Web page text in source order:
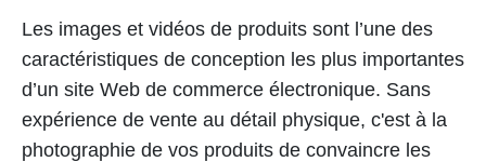
Les images et vidéos de produits sont l’une des
caractéristiques de conception les plus importantes
d’un site Web de commerce électronique. Sans
expérience de vente au détail physique, c'est à la
photographie de vos produits de convaincre les